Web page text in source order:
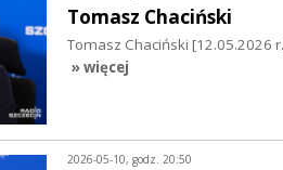
Tomasz Chaciński
Tomasz Chaciński [12.05.2026
» więcej
2026-05-10, godz. 20:50